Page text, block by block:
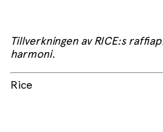
Tillverkningen av RICE:s
harmoni.
Rice